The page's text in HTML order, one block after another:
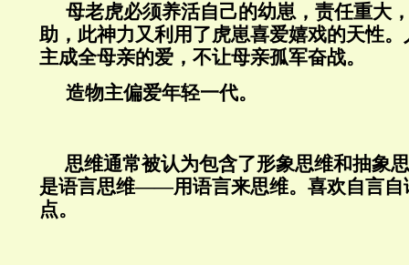
母老虎必须养活自己的幼崽，责任重大
助，此神力又利用了虎崽喜爱嬉戏的天性
主成全母亲的爱，不让母亲孤军奋战。
造物主偏爱年轻一代。
思维通常被认为包含了形象思维和抽象
是语言思维——用语言来思维。喜欢自言自
点。